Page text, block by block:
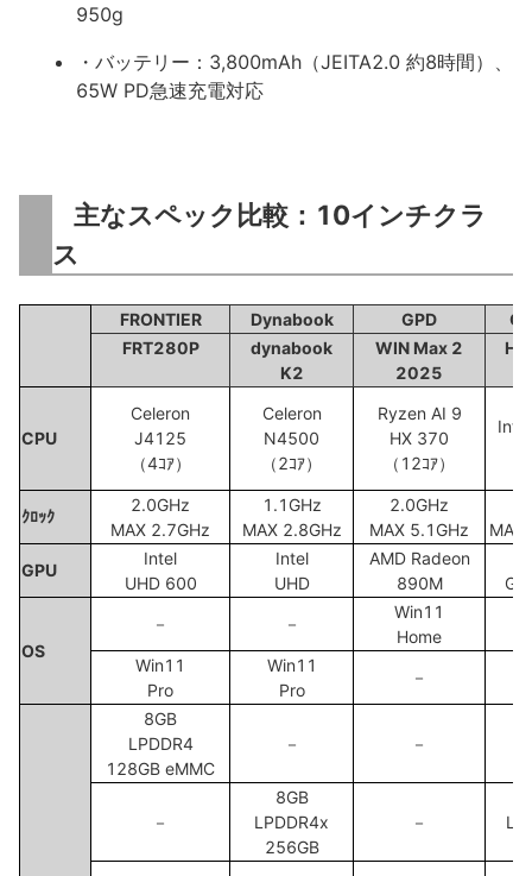
950g
・バッテリー：3,800mAh（JEITA2.0 約8時間）、
65W PD急速充電対応
主なスペック比較：10インチクラ
ス
FRONTIER Dynabook GPD
FRT280P
dynabook
K2
WIN Max 2
2025
CPU
Celeron
J4125
（4ｺｱ）
Celeron
N4500
（2ｺｱ）
Ryzen AI 9
HX 370
（12ｺｱ）
ｸﾛｯｸ
2.0GHz
MAX 2.7GHz
1.1GHz
MAX 2.8GHz
2.0GHz
MAX 5.1GHz
MAX
GPU
Intel
UHD 600
Intel
UHD
AMD Radeon
890M
OS
－ －
Win11
Home
Win11
Pro
Win11
Pro
－
8GB
LPDDR4
128GB eMMC
－ －
－
8GB
LPDDR4x
256GB
－